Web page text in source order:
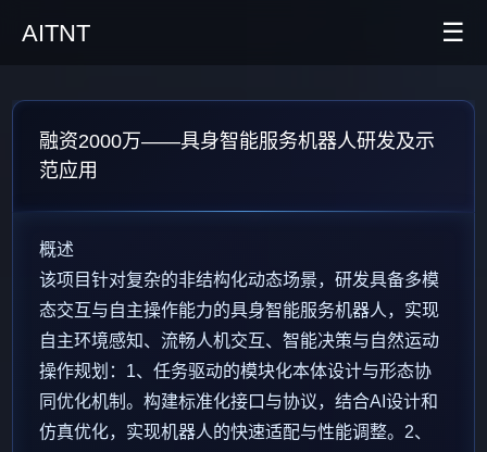
AITNT
AITNT交流群
☰
融资2000万——具身智能服务机器人研发及示
范应用
概述
该项目针对复杂的非结构化动态场景，研发具备多模
态交互与自主操作能力的具身智能服务机器人，实现
自主环境感知、流畅人机交互、智能决策与自然运动
操作规划：1、任务驱动的模块化本体设计与形态协
同优化机制。构建标准化接口与协议，结合AI设计和
仿真优化，实现机器人的快速适配与性能调整。2、